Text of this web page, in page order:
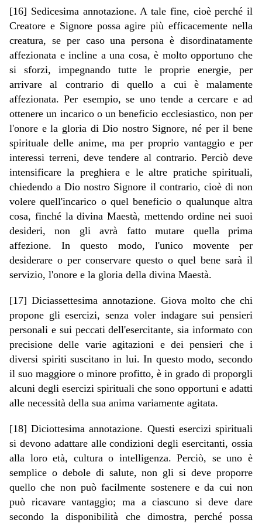
[16] Sedicesima annotazione. A tale fine, cioè perché il
Creatore e Signore possa agire più efficacemente nella
creatura, se per caso una persona è disordinatamente
affezionata e incline a una cosa, è molto opportuno che
si sforzi, impegnando tutte le proprie energie, per
arrivare al contrario di quello a cui è malamente
affezionata. Per esempio, se uno tende a cercare e ad
ottenere un incarico o un beneficio ecclesiastico, non per
l'onore e la gloria di Dio nostro Signore, né per il bene
spirituale delle anime, ma per proprio vantaggio e per
interessi terreni, deve tendere al contrario. Perciò deve
intensificare la preghiera e le altre pratiche spirituali,
chiedendo a Dio nostro Signore il contrario, cioè di non
volere quell'incarico o quel beneficio o qualunque altra
cosa, finché la divina Maestà, mettendo ordine nei suoi
desideri, non gli avrà fatto mutare quella prima
affezione. In questo modo, l'unico movente per
desiderare o per conservare questo o quel bene sarà il
servizio, l'onore e la gloria della divina Maestà.
[17] Diciassettesima annotazione. Giova molto che chi
propone gli esercizi, senza voler indagare sui pensieri
personali e sui peccati dell'esercitante, sia informato con
precisione delle varie agitazioni e dei pensieri che i
diversi spiriti suscitano in lui. In questo modo, secondo
il suo maggiore o minore profitto, è in grado di proporgli
alcuni degli esercizi spirituali che sono opportuni e adatti
alle necessità della sua anima variamente agitata.
[18] Diciottesima annotazione. Questi esercizi spirituali
si devono adattare alle condizioni degli esercitanti, ossia
alla loro età, cultura o intelligenza. Perciò, se uno è
semplice o debole di salute, non gli si deve proporre
quello che non può facilmente sostenere e da cui non
può ricavare vantaggio; ma a ciascuno si deve dare
secondo la disponibilità che dimostra, perché possa